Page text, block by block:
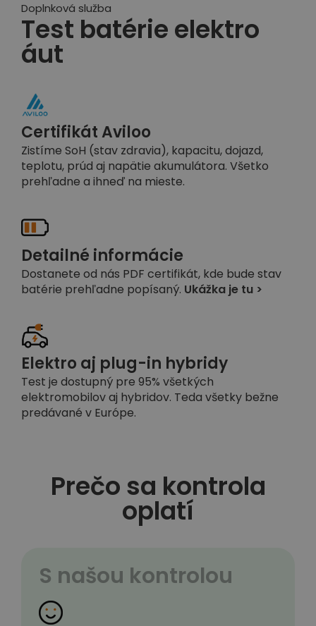
Doplnková služba
Test batérie elektro
áut
Certifikát Aviloo
Zistíme SoH (stav zdravia), kapacitu, dojazd,
teplotu, prúd aj napätie akumulátora. Všetko
prehľadne a ihneď na mieste.
Detailné informácie
Dostanete od nás PDF certifikát, kde bude stav
batérie prehľadne popísaný. Ukážka je tu >
Elektro aj plug-in hybridy
Test je dostupný pre 95% všetkých
elektromobilov aj hybridov. Teda všetky bežne
predávané v Európe.
Prečo sa kontrola
oplatí
S našou kontrolou